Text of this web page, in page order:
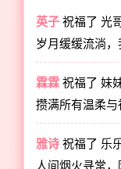
英子 祝福了光
岁月缓缓流淌，
霖霖 祝福了妹
攒满所有温柔与
雅诗 祝福了 乐
人间烟火寻常，